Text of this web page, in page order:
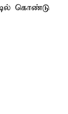
கொண்டு